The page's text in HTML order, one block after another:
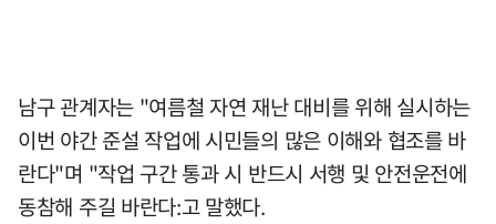
남구 관계자는 "여름철 자연 재난 대비를 위해 실시하는
이번 야간 준설 작업에 시민들의 많은 이해와 협조를 바
란다"며 "작업 구간 통과 시 반드시 서행 및 안전운전에
동참해 주길 바란다:고 말했다.